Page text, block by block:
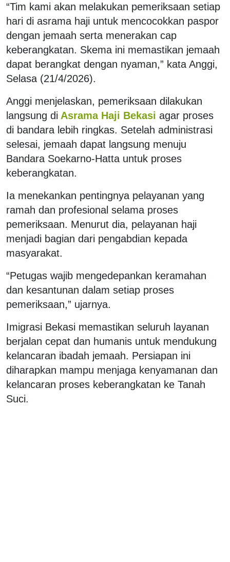
“Tim kami akan melakukan pemeriksaan setiap
hari di asrama haji untuk mencocokkan paspor
dengan jemaah serta menerakan cap
keberangkatan. Skema ini memastikan jemaah
dapat berangkat dengan nyaman,” kata Anggi,
Selasa (21/4/2026).
Anggi menjelaskan, pemeriksaan dilakukan
langsung di Asrama Haji Bekasi agar proses
di bandara lebih ringkas. Setelah administrasi
selesai, jemaah dapat langsung menuju
Bandara Soekarno-Hatta untuk proses
keberangkatan.
Ia menekankan pentingnya pelayanan yang
ramah dan profesional selama proses
pemeriksaan. Menurut dia, pelayanan haji
menjadi bagian dari pengabdian kepada
masyarakat.
“Petugas wajib mengedepankan keramahan
dan kesantunan dalam setiap proses
pemeriksaan,” ujarnya.
Imigrasi Bekasi memastikan seluruh layanan
berjalan cepat dan humanis untuk mendukung
kelancaran ibadah jemaah. Persiapan ini
diharapkan mampu menjaga kenyamanan dan
kelancaran proses keberangkatan ke Tanah
Suci.